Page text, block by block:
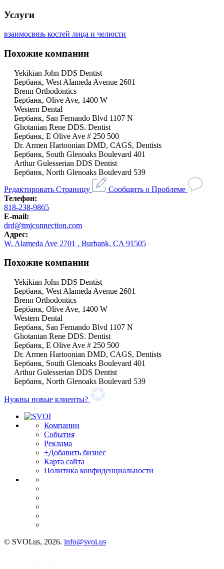
Услуги
взаимосвязь костей лица и челюсти
Похожие компании
Yekikian John DDS Dentist
Бербанк, West Alameda Avenue 2601
Brenn Orthodontics
Бербанк, Olive Ave, 1400 W
Western Dental
Бербанк, San Fernando Blvd 1107 N
Ghotanian Rene DDS. Dentist
Бербанк, E Olive Ave # 250 500
Dr. Armen Hartoonian DMD, CAGS, Dentists
Бербанк, South Glenoaks Boulevard 401
Arthur Gulesserian DDS Dentist
Бербанк, North Glenoaks Boulevard 539
Редактировать Страницу
Сообщить о Проблеме
Телефон:
818-238-9865
E-mail:
drd@tmjconnection.com
Адрес:
W. Alameda Ave 2701 , Burbank, CA 91505
Похожие компании
Yekikian John DDS Dentist
Бербанк, West Alameda Avenue 2601
Brenn Orthodontics
Бербанк, Olive Ave, 1400 W
Western Dental
Бербанк, San Fernando Blvd 1107 N
Ghotanian Rene DDS. Dentist
Бербанк, E Olive Ave # 250 500
Dr. Armen Hartoonian DMD, CAGS, Dentists
Бербанк, South Glenoaks Boulevard 401
Arthur Gulesserian DDS Dentist
Бербанк, North Glenoaks Boulevard 539
Нужны новые клиенты?
Компании
События
Реклама
+Добавить бизнес
Карта сайта
Политика конфиденциальности
© SVOI.us, 2026. info@svoi.us